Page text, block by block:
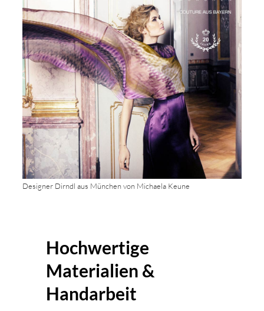
Designer Dirndl aus München von Michaela Keune
Hochwertige
Materialien &
Handarbeit